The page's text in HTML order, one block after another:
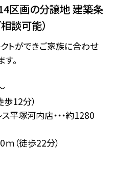
区画の分譲地 建築条
談可能）
トができご家族に合わせ
。
歩12分）
平塚河内店・・・約1280
ｍ（徒歩22分）